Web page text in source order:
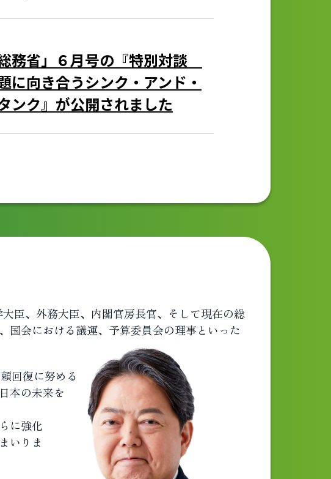
務省」６月号の『特別対談
に向き合うシンク・アンド・
ンク』が公開されました
臣、外務大臣、内閣官房長官、そして現在の総
国会における議運、予算委員会の理事といった
回復に努める
本の未来を
に強化
いりま